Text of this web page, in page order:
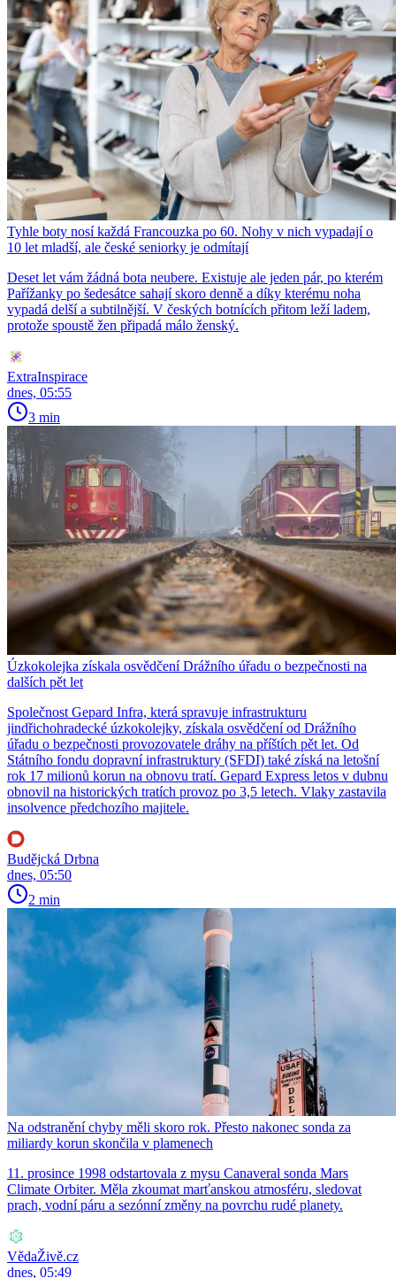
Tyhle boty nosí každá Francouzka po 60. Nohy v nich vypadají o
10 let mladší, ale české seniorky je odmítají
Deset let vám žádná bota neubere. Existuje ale jeden pár, po kterém
Pařížanky po šedesátce sahají skoro denně a díky kterému noha
vypadá delší a subtilnější. V českých botnících přitom leží ladem,
protože spoustě žen připadá málo ženský.
ExtraInspirace
dnes, 05:55
3 min
Úzkokolejka získala osvědčení Drážního úřadu o bezpečnosti na
dalších pět let
Společnost Gepard Infra, která spravuje infrastrukturu
jindřichohradecké úzkokolejky, získala osvědčení od Drážního
úřadu o bezpečnosti provozovatele dráhy na příštích pět let. Od
Státního fondu dopravní infrastruktury (SFDI) také získá na letošní
rok 17 milionů korun na obnovu tratí. Gepard Express letos v dubnu
obnovil na historických tratích provoz po 3,5 letech. Vlaky zastavila
insolvence předchozího majitele.
Budějcká Drbna
dnes, 05:50
2 min
Na odstranění chyby měli skoro rok. Přesto nakonec sonda za
miliardy korun skončila v plamenech
11. prosince 1998 odstartovala z mysu Canaveral sonda Mars
Climate Orbiter. Měla zkoumat marťanskou atmosféru, sledovat
prach, vodní páru a sezónní změny na povrchu rudé planety.
VědaŽivě.cz
dnes, 05:49